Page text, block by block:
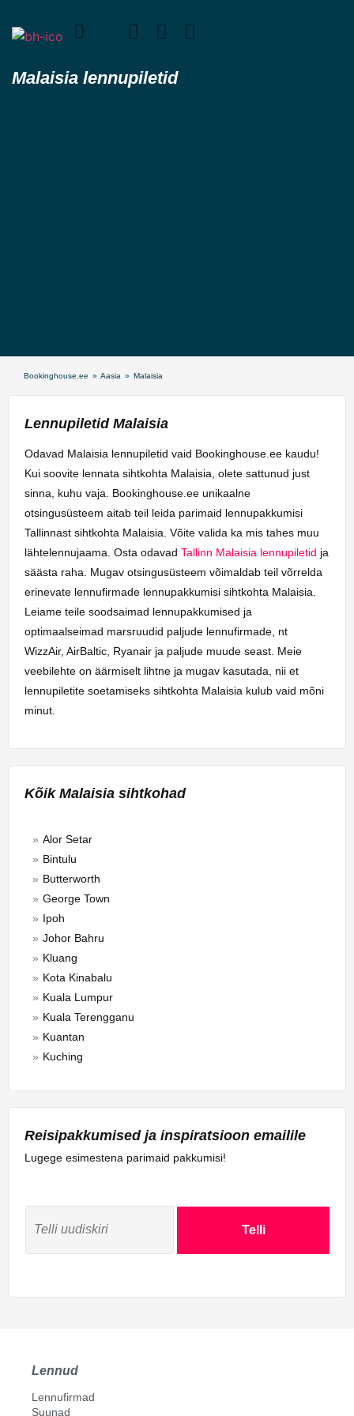
Malaisia lennupiletid
Bookinghouse.ee » Aasia » Malaisia
Lennupiletid Malaisia
Odavad Malaisia lennupiletid vaid Bookinghouse.ee kaudu!
Kui soovite lennata sihtkohta Malaisia, olete sattunud just
sinna, kuhu vaja. Bookinghouse.ee unikaalne
otsingusüsteem aitab teil leida parimaid lennupakkumisi
Tallinnast sihtkohta Malaisia. Võite valida ka mis tahes muu
lähtelennujaama. Osta odavad Tallinn Malaisia lennupiletid ja
säästa raha. Mugav otsingusüsteem võimaldab teil võrrelda
erinevate lennufirmade lennupakkumisi sihtkohta Malaisia.
Leiame teile soodsaimad lennupakkumised ja
optimaalseimad marsruudid paljude lennufirmade, nt
WizzAir, AirBaltic, Ryanair ja paljude muude seast. Meie
veebilehte on äärmiselt lihtne ja mugav kasutada, nii et
lennupiletite soetamiseks sihtkohta Malaisia kulub vaid mõni
minut.
Kõik Malaisia sihtkohad
Alor Setar
Bintulu
Butterworth
George Town
Ipoh
Johor Bahru
Kluang
Kota Kinabalu
Kuala Lumpur
Kuala Terengganu
Kuantan
Kuching
Sandakan
Sibu
Reisipakkumised ja inspiratsioon emailile
Lugege esimestena parimaid pakkumisi!
Telli
Lennud
Lennufirmad
Suunad